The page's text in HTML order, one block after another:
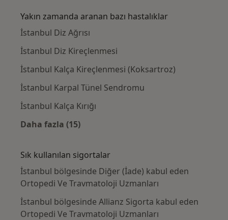
Yakın zamanda aranan bazı hastalıklar
İstanbul Diz Ağrısı
İstanbul Diz Kireçlenmesi
İstanbul Kalça Kireçlenmesi (Koksartroz)
İstanbul Karpal Tünel Sendromu
İstanbul Kalça Kırığı
Daha fazla (15)
Sık kullanılan sigortalar
İstanbul bölgesinde Diğer (İade) kabul eden
Ortopedi Ve Travmatoloji Uzmanları
İstanbul bölgesinde Allianz Sigorta kabul eden
Ortopedi Ve Travmatoloji Uzmanları